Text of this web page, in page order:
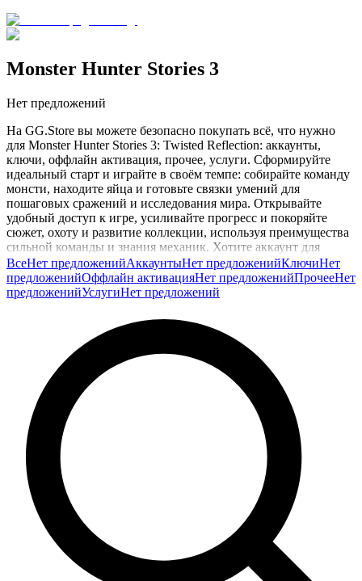
Monster Hunter Stories 3
Нет предложений
На GG.Store вы можете безопасно покупать всё, что нужно
для Monster Hunter Stories 3: Twisted Reflection: аккаунты,
ключи, оффлайн активация, прочее, услуги. Сформируйте
идеальный старт и играйте в своём темпе: собирайте команду
монсти, находите яйца и готовьте связки умений для
пошаговых сражений и исследования мира. Открывайте
удобный доступ к игре, усиливайте прогресс и покоряйте
сюжет, охоту и развитие коллекции, используя преимущества
сильной команды и знания механик. Хотите аккаунт для
быстрого старта или ключ с услугами, чтобы сразу заняться
выведением редких монсти и прокачкой отряда? Всё доступно
напрямую у игроков. Все сделки защищены: продавец
можете сосредоточиться на игре и новых победах в Monster
Hunter Stories 3: Twisted Reflection.
ВсеНет предложенийАккаунтыНет предложенийКлючиНет
предложенийОффлайн активацияНет предложенийПрочееНет
предложенийУслугиНет предложений